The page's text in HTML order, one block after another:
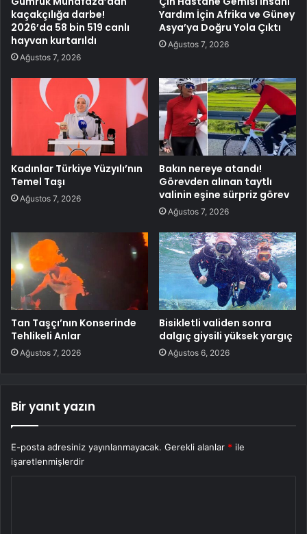
kaçakçılığa darbe!
2026’da 58 bin 519 canlı
hayvan kurtarıldı
Ağustos 7, 2026
Yardım İçin Afrika ve Güney
Asya’ya Doğru Yola Çıktı
Ağustos 7, 2026
Kadınlar Türkiye Yüzyılı’nın
Temel Taşı
Ağustos 7, 2026
Bakın nereye atandı!
Görevden alınan taytlı
valinin eşine sürpriz görev
Ağustos 7, 2026
Tan Taşçı’nın Konserinde
Tehlikeli Anlar
Ağustos 7, 2026
Bisikletli validen sonra
dalgıç giysili yüksek yargıç
Ağustos 6, 2026
Bir yanıt yazın
E-posta adresiniz yayınlanmayacak. Gerekli alanlar * ile
işaretlenmişlerdir